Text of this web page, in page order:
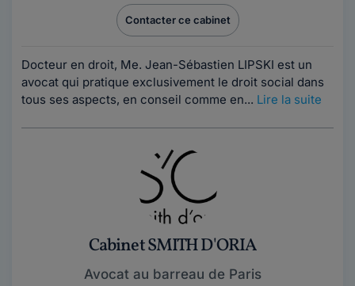
Contacter ce cabinet
Docteur en droit, Me. Jean-Sébastien LIPSKI est un
avocat qui pratique exclusivement le droit social dans
tous ses aspects, en conseil comme en... Lire la suite
Cabinet SMITH D'ORIA
Avocat au barreau de Paris